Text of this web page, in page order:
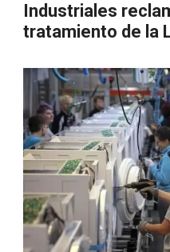
Industriales
tratamiento de la